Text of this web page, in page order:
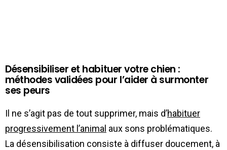
Désensibiliser et habituer votre chien :
méthodes validées pour l’aider à surmonter
ses peurs
Il ne s’agit pas de tout supprimer, mais d’habituer
progressivement l’animal aux sons problématiques.
La désensibilisation consiste à diffuser doucement, à